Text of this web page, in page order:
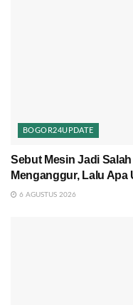
BOGOR24UPDATE
Sebut Mesin Jadi
Menganggur, Lalu
6 AGUSTUS 2026